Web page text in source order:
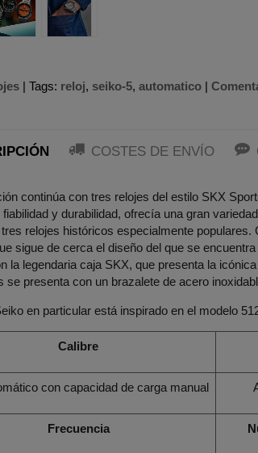
| Tags: reloj seiko-5 automatico |
COSTES DE ENVÍO
continúa con tres relojes del estilo SKX
y durabilidad, ofrecía una gran
relojes históricos especialmente
sigue de cerca el diseño del que se
la legendaria caja SKX, que presenta la
se presenta con un brazalete de acero
en particular está inspirado en el modelo
Calibre
con capacidad de carga manual
Frecuencia